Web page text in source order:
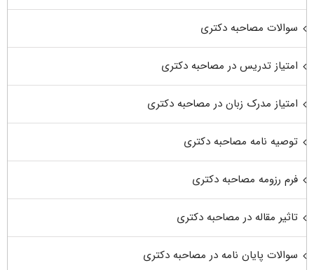
سوالات مصاحبه دکتری
امتیاز تدریس در مصاحبه دکتری
امتیاز مدرک زبان در مصاحبه دکتری
توصیه نامه مصاحبه دکتری
فرم رزومه مصاحبه دکتری
تاثیر مقاله در مصاحبه دکتری
سوالات پایان نامه در مصاحبه دکتری